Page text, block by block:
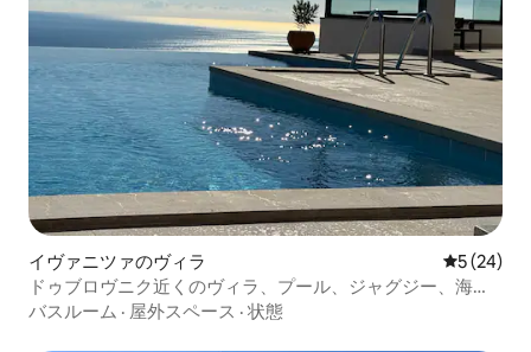
イヴァニツァのヴィラ レビュー
5 (24)
ドゥブロヴニク近くのヴィラ、プール、ジャグジー、海の
眺め、サウナ、ジム
バスルーム · 屋外スペース · 状態